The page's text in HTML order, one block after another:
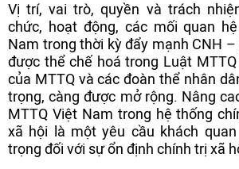
Vị trí, vai trò, quyền và trách
chức, hoạt động, các mối quan
Nam trong thời kỳ đẩy mạnh CNH
được thể chế hoá trong Luật
của MTTQ và các đoàn thể nhân
trọng, càng được mở rộng. Nâng
MTTQ Việt Nam trong hệ thống
xã hội là một yêu cầu khách
trọng đối với sự ổn định chính trị xã